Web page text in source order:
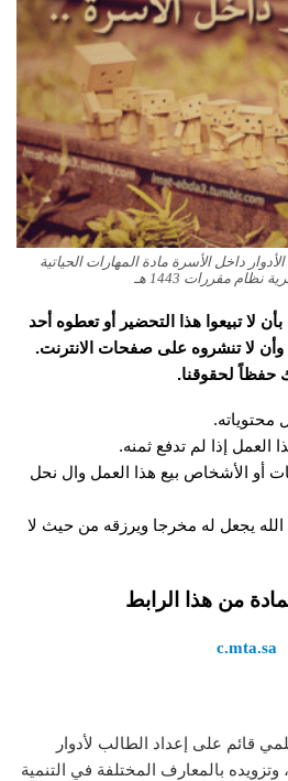
داخل الأسرة مادة المهارات الحياتية
نظام مقررات 1443 هـ
لا تبيعوا هذا التحضير أو تعطوه أحد
وأن لا تنشروه على صفحات الانترنت.
حفظاً لحقوقنا.
محتوياته.
العمل إذا لم تدفع ثمنه.
أو الأشخاص بيع هذا العمل وال نحل
يجعل له مخرجا ويرزقه من حيث لا
من هذا الرابط
c.mta.sa
قائم على إعداد الطالب لأدوار
، وتزويده بالمعارف المختلفة في التنمية